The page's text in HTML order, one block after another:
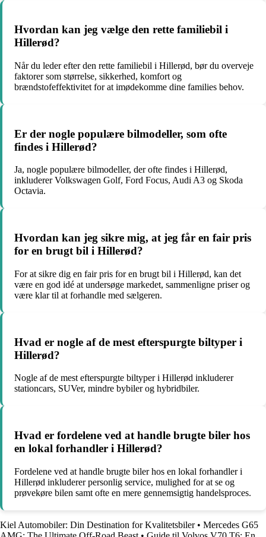
Hvordan kan jeg vælge den rette familiebil i
Hillerød?
Når du leder efter den rette familiebil i Hillerød, bør du overveje
faktorer som størrelse, sikkerhed, komfort og
brændstofeffektivitet for at imødekomme dine families behov.
Er der nogle populære bilmodeller, som ofte
findes i Hillerød?
Ja, nogle populære bilmodeller, der ofte findes i Hillerød,
inkluderer Volkswagen Golf, Ford Focus, Audi A3 og Skoda
Octavia.
Hvordan kan jeg sikre mig, at jeg får en fair pris
for en brugt bil i Hillerød?
For at sikre dig en fair pris for en brugt bil i Hillerød, kan det
være en god idé at undersøge markedet, sammenligne priser og
være klar til at forhandle med sælgeren.
Hvad er nogle af de mest efterspurgte biltyper i
Hillerød?
Nogle af de mest efterspurgte biltyper i Hillerød inkluderer
stationcars, SUVer, mindre bybiler og hybridbiler.
Hvad er fordelene ved at handle brugte biler hos
en lokal forhandler i Hillerød?
Fordelene ved at handle brugte biler hos en lokal forhandler i
Hillerød inkluderer personlig service, mulighed for at se og
prøvekøre bilen samt ofte en mere gennemsigtig handelsproces.
Kiel Automobiler: Din Destination for Kvalitetsbiler• Mercedes G65